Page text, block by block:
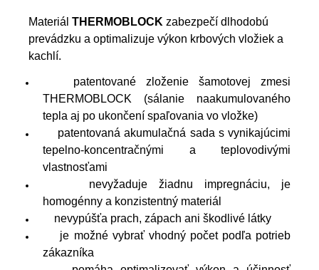
Materiál THERMOBLOCK zabezpečí dlhodobú
prevádzku a optimalizuje výkon krbových vložiek a
kachlí.
patentované zloženie šamotovej zmesi
THERMOBLOCK (sálanie naakumulovaného
tepla aj po ukončení spaľovania vo vložke)
patentovaná akumulačná sada s vynikajúcimi
tepelno-koncentračnými a teplovodivými
vlastnosťami
nevyžaduje žiadnu impregnáciu, je
homogénny a konzistentný materiál
nevypúšťa prach, zápach ani škodlivé látky
je možné vybrať vhodný počet podľa potrieb
zákazníka